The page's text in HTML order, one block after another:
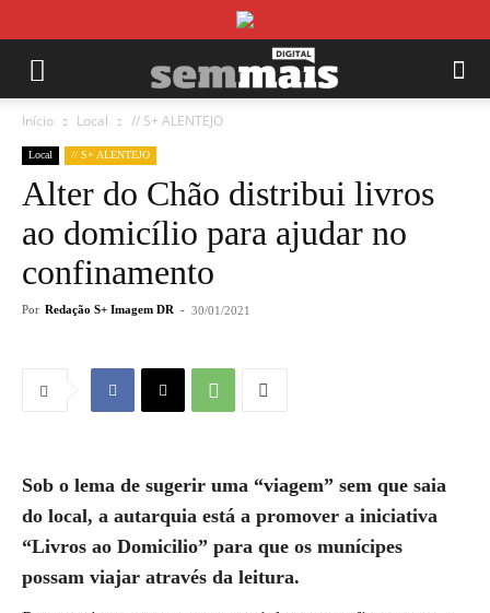
Início Local // S+ ALENTEJO
Local // S+ ALENTEJO
Alter do Chão distribui livros
ao domicílio para ajudar no
confinamento
Por Redação S+ Imagem DR - 30/01/2021
Sob o lema de sugerir uma “viagem” sem que saia
do local, a autarquia está a promover a iniciativa
“Livros ao Domicilio” para que os munícipes
possam viajar através da leitura.